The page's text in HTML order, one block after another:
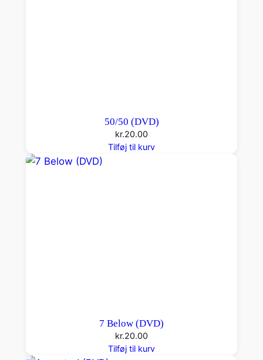
50/50 (DVD)
kr.20.00
Tilføj til kurv
7 Below (DVD)
kr.20.00
Tilføj til kurv